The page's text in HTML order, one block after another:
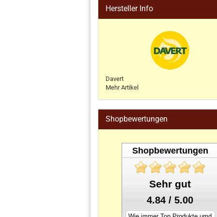
Hersteller Info
Davert
Mehr Artikel
Shopbewertungen
Shopbewertungen
Sehr gut
4.84 / 5.00